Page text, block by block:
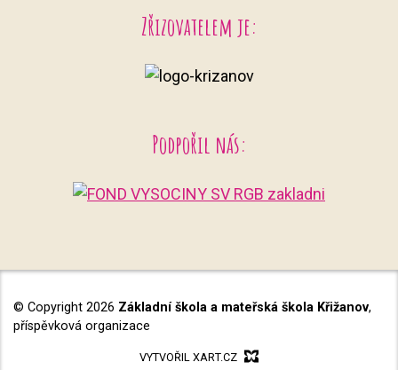
Zřizovatelem je:
Podpořil nás:
© Copyright 2026 Základní škola a mateřská škola Křižanov,
příspěvková organizace
VYTVOŘIL XART.CZ